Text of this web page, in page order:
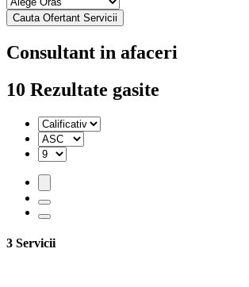
Consultant in afaceri
10 Rezultate gasite
3 Servicii